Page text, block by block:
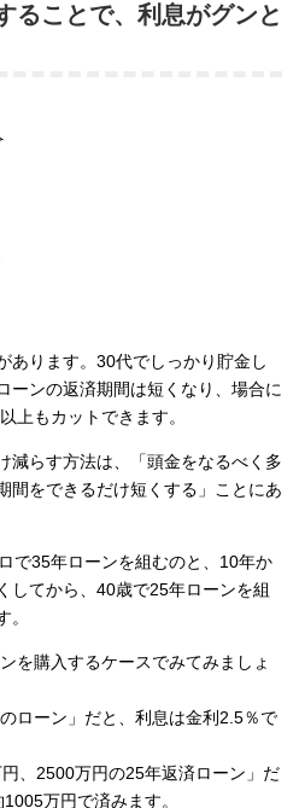
ことで、利息がグンと
あります。30代でしっかり貯金し
ーンの返済期間は短くなり、場合に
上もカットできます。
減らす方法は、「頭金をなるべく多
間をできるだけ短くする」ことにあ
で35年ローンを組むのと、10年か
してから、40歳で25年ローンを組
。
を購入するケースでみてみましょ
ローン」だと、利息は金利2.5％で
、2500万円の25年返済ローン」だ
万円で済みます。